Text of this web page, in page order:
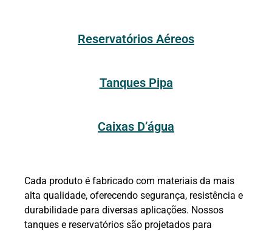
Reservatórios Aéreos
Tanques Pipa
Caixas D’água
Cada produto é fabricado com materiais da mais
alta qualidade, oferecendo segurança, resistência e
durabilidade para diversas aplicações. Nossos
tanques e reservatórios são projetados para